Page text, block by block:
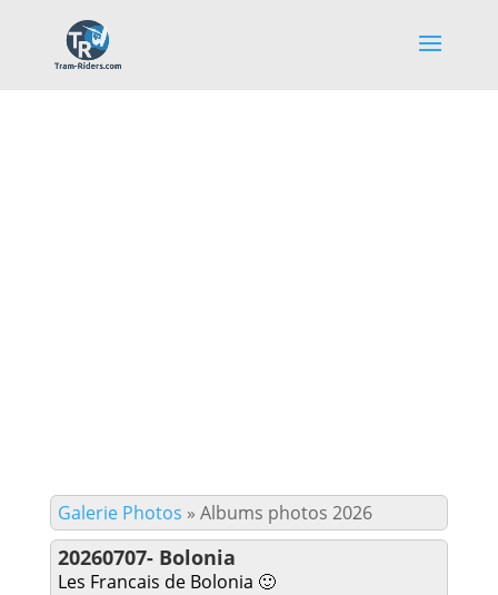
Galerie Photos » Albums photos 2026
20260707- Bolonia
Les Francais de Bolonia 🙂